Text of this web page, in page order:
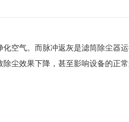
空气。而脉冲返灰是滤筒除尘器
尘效果下降，甚至影响设备的正